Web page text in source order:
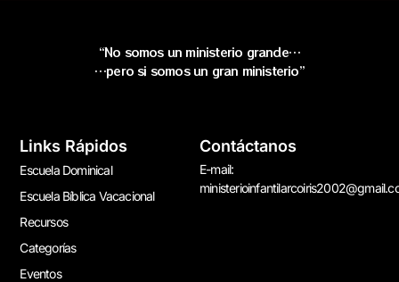
“No somos un ministerio grande…
…pero si somos un gran ministerio”
Links Rápidos
Escuela Dominical
Escuela Bíblica Vacacional
Recursos
Categorías
Eventos
Contáctanos
E-mail: